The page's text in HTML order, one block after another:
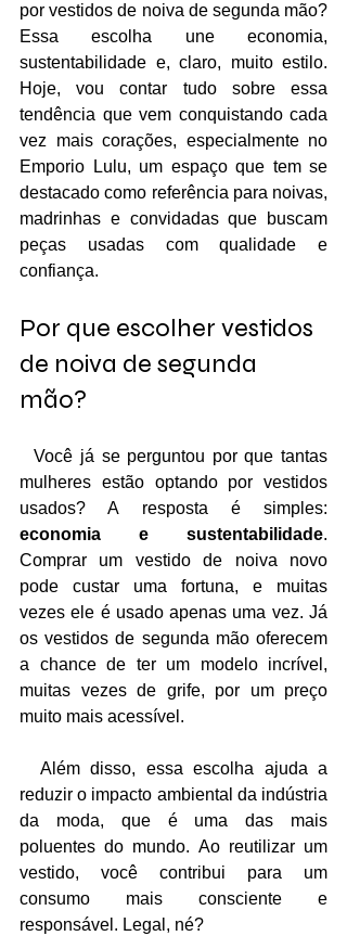
por vestidos de noiva de segunda mão?
Essa escolha une economia,
sustentabilidade e, claro, muito estilo.
Hoje, vou contar tudo sobre essa
tendência que vem conquistando cada
vez mais corações, especialmente no
Emporio Lulu, um espaço que tem se
destacado como referência para noivas,
madrinhas e convidadas que buscam
peças usadas com qualidade e
confiança.
Por que escolher vestidos
de noiva de segunda
mão?
  Você já se perguntou por que tantas
mulheres estão optando por vestidos
economia e sustentabilidade.
Comprar um vestido de noiva novo
pode custar uma fortuna, e muitas
vezes ele é usado apenas uma vez. Já
os vestidos de segunda mão oferecem
a chance de ter um modelo incrível,
muitas vezes de grife, por um preço
muito mais acessível.
reduzir o impacto ambiental da indústria
da moda, que é uma das mais
poluentes do mundo. Ao reutilizar um
vestido, você contribui para um
consumo mais consciente e
responsável. Legal, né?